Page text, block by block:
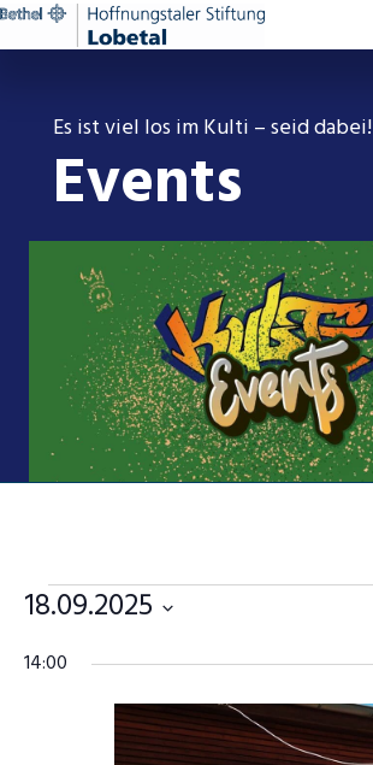
Zum
Inhalt
Es ist viel los im Kulti – seid dabei!
Events
Veranstaltungen
für
September
18.09.2025
Datum
14:00